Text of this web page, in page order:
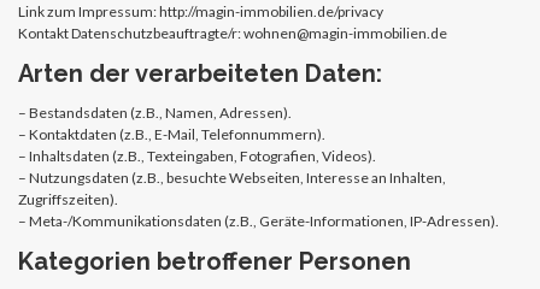
Link zum Impressum: http://magin-immobilien.de/privacy
Kontakt Datenschutzbeauftragte/r: wohnen@magin-immobilien.de
Arten der verarbeiteten Daten:
– Bestandsdaten (z.B., Namen, Adressen).
– Kontaktdaten (z.B., E-Mail, Telefonnummern).
– Inhaltsdaten (z.B., Texteingaben, Fotografien, Videos).
– Nutzungsdaten (z.B., besuchte Webseiten, Interesse an Inhalten,
Zugriffszeiten).
– Meta-/Kommunikationsdaten (z.B., Geräte-Informationen, IP-Adressen).
Kategorien betroffener Personen